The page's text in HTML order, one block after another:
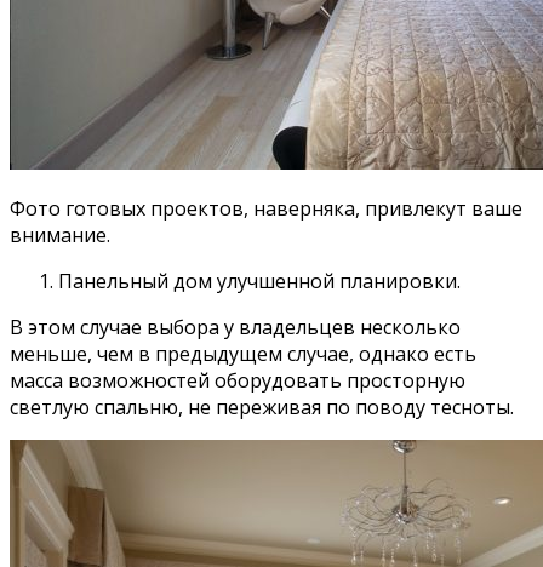
Фото готовых проектов, наверняка, привлекут ваше
внимание.
Панельный дом улучшенной планировки.
В этом случае выбора у владельцев несколько
меньше, чем в предыдущем случае, однако есть
масса возможностей оборудовать просторную
светлую спальню, не переживая по поводу тесноты.